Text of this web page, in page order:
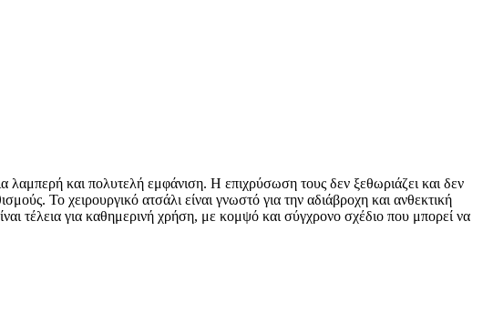
λαμπερή και πολυτελή εμφάνιση. Η επιχρύσωση τους δεν ξεθωριάζει και δεν
Το χειρουργικό ατσάλι είναι γνωστό για την αδιάβροχη και ανθεκτική
τέλεια για καθημερινή χρήση, με κομψό και σύγχρονο σχέδιο που μπορεί να